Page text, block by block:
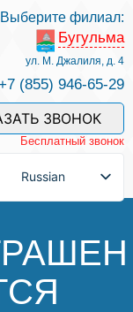
Выберите филиал:
Бугульма
ул. М. Джалиля, д. 4
(855) 946-65-29
ЗВОНОК
Бесплатный звонок
Russian